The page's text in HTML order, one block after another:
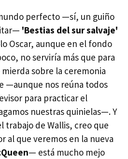
perfecto —sí, un guiño
'Bestias del sur salvaje'
Oscar, aunque en el fondo
no serviría más que para
sobre la ceremonia
—aunque nos reúna todos
para practicar el
nuestras quinielas—. Y
trabajo de Wallis, creo que
al que veremos en la nueva
— está mucho mejo